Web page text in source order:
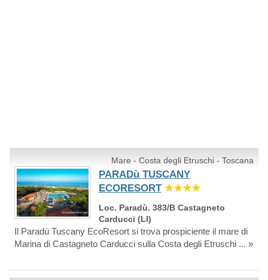
Mare - Costa degli Etruschi - Toscana
PARADù TUSCANY
ECORESORT ★★★★
Loc. Paradù. 383/B Castagneto
Carducci (LI)
Il Paradù Tuscany EcoResort si trova prospiciente il mare di
Marina di Castagneto Carducci sulla Costa degli Etruschi ... »